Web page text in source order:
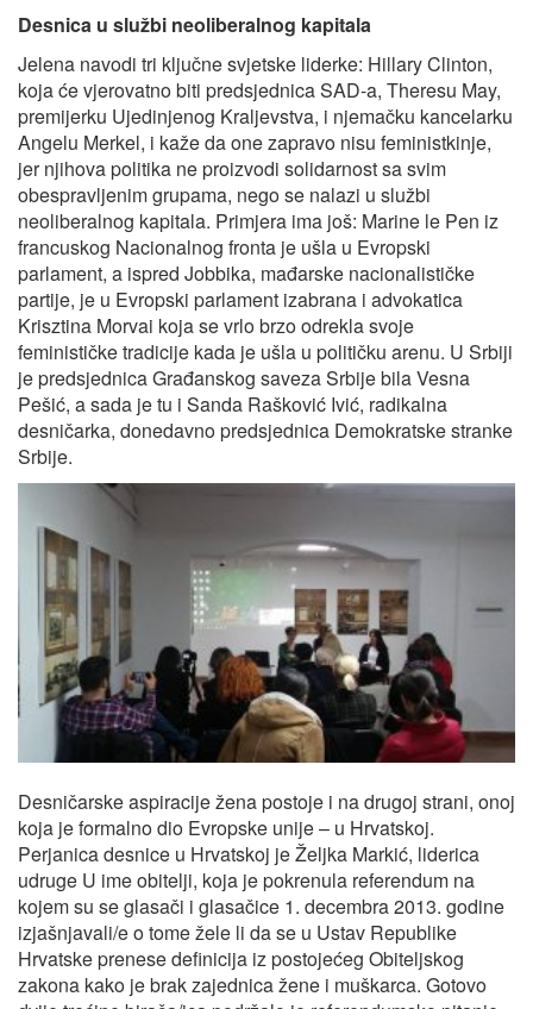
Desnica u službi neoliberalnog kapitala
Jelena navodi tri ključne svjetske liderke: Hillary Clinton,
koja će vjerovatno biti predsjednica SAD-a, Theresu May,
premijerku Ujedinjenog Kraljevstva, i njemačku kancelarku
Angelu Merkel, i kaže da one zapravo nisu feministkinje,
jer njihova politika ne proizvodi solidarnost sa svim
obespravljenim grupama, nego se nalazi u službi
neoliberalnog kapitala. Primjera ima još: Marine le Pen iz
francuskog Nacionalnog fronta je ušla u Evropski
parlament, a ispred Jobbika, mađarske nacionalističke
partije, je u Evropski parlament izabrana i advokatica
Krisztina Morvai koja se vrlo brzo odrekla svoje
feminističke tradicije kada je ušla u političku arenu. U Srbiji
je predsjednica Građanskog saveza Srbije bila Vesna
Pešić, a sada je tu i Sanda Rašković Ivić, radikalna
desničarka, donedavno predsjednica Demokratske stranke
Srbije.
Desničarske aspiracije žena postoje i na drugoj strani, onoj
koja je formalno dio Evropske unije – u Hrvatskoj.
Perjanica desnice u Hrvatskoj je Željka Markić, liderica
udruge U ime obitelji, koja je pokrenula referendum na
kojem su se glasači i glasačice 1. decembra 2013. godine
izjašnjavali/e o tome žele li da se u Ustav Republike
Hrvatske prenese definicija iz postojećeg Obiteljskog
zakona kako je brak zajednica žene i muškarca. Gotovo